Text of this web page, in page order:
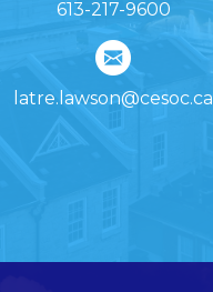
613-217-9600
latre.lawson@cesoc.ca